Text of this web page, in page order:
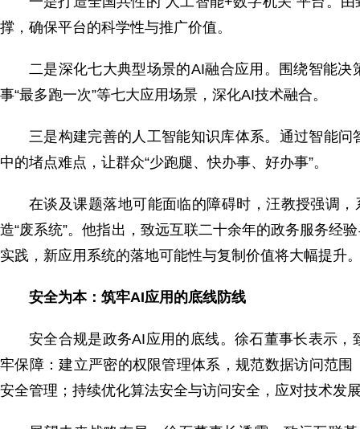
撑，确保平台的科学性与推广价值。
二是深化七大典型场景的AI融合应用。围绕智能
事“最多跑一次”等七大应用场景，深化AI技术融合。
三是构建完善的人工智能知识库体系。通过智能
中的堵点难点，让群众“少跑腿、快办事、好办事”。
在谈及课题落地可能面临的障碍时，汪教授强调
造“废系统”。他指出，致远互联二十余年的政务服务经
实践，新应用系统的落地可能性与复制价值将大幅提升
安全为本：筑牢AI应用的底线防线
安全合规是政务AI应用的底线。徐石董事长表示
牢保障：建立严密的权限管理体系，规范数据访问范
安全管理；持续优化算法安全与访问安全，应对技术发